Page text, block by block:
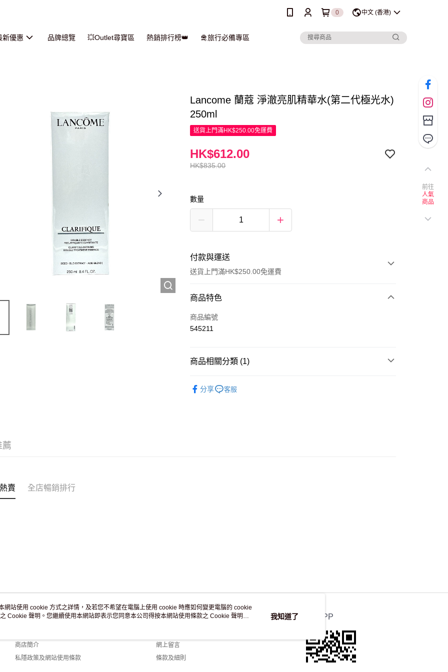
0 中文 (香港)
新優惠 品牌總覽 💥Outlet尋寶區 熱銷排行榜👑 🛅旅行必備專區
Lancome 蘭蔻 淨澈亮肌精華水(第二代極光水)
250ml
送貨上門滿HK$250.00免運費
HK$835.00
HK$612.00
數量
付款與運送
送貨上門滿HK$250.00免運費
付款方式
信用卡
商品特色
商品編號
545211
商品相關分類 (1)
分享
客服
薦
賣 全店暢銷排行
關於我們
商店簡介
私隱政策及網站使用條款
客戶服務
網上留言
條款及細則
官方APP
前往
人氣
商品
網站使用 cookie 方式之詳情，及若您不希望在電腦上使用 cookie 時應如何變更電腦的 cookie
Cookie 聲明。您繼續使用本網站即表示您同意本公司得按本網站使用條款之 Cookie 聲明使
我知道了